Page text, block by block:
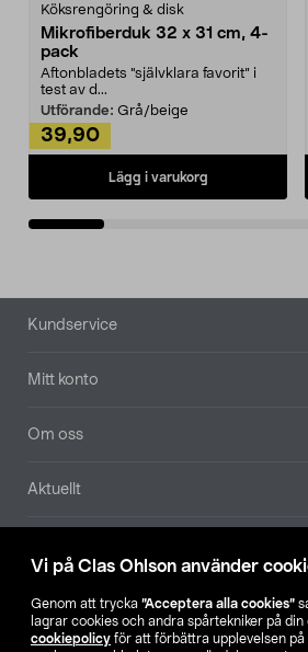
Vi på Clas Ohlson använder
Genom att trycka ”Acceptera alla cookies”
lagrar cookies och andra spårtekniker på din
cookiepolicy för att förbättra upplevelsen på
Köksrengöring & disk
Mikrofiberduk 32 x 31 cm, 4-
pack
Aftonbladets "självklara favorit” i
test av d...
Utförande: Grå/beige
39,90
Lägg i varukorg
Sidfot
Kundservice
Mitt konto
Om oss
Aktuellt
Hitta butik